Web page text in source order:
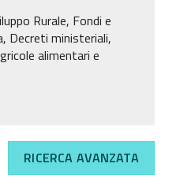
Rurale, Fondi e
Decreti ministeriali,
alimentari e
RICERCA AVANZATA